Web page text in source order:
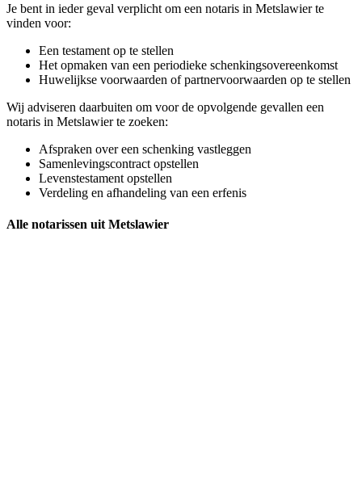
Je bent in ieder geval verplicht om een notaris in Metslawier te
vinden voor:
Een testament op te stellen
Het opmaken van een periodieke schenkingsovereenkomst
Huwelijkse voorwaarden of partnervoorwaarden op te stellen
Wij adviseren daarbuiten om voor de opvolgende gevallen een
notaris in Metslawier te zoeken:
Afspraken over een schenking vastleggen
Samenlevingscontract opstellen
Levenstestament opstellen
Verdeling en afhandeling van een erfenis
Alle notarissen uit Metslawier